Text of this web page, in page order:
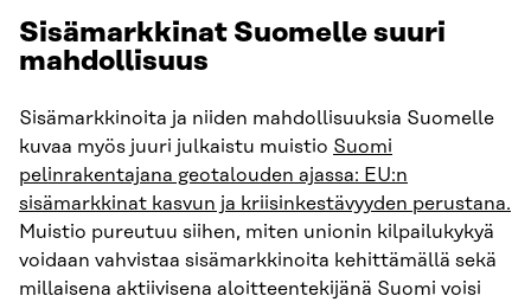
Sisämarkkinat Suomelle suuri
mahdollisuus
Sisämarkkinoita ja niiden mahdollisuuksia Suomelle
kuvaa myös juuri julkaistu muistio Suomi
pelinrakentajana geotalouden ajassa: EU:n
sisämarkkinat kasvun ja kriisinkestävyyden perustana.
Muistio pureutuu siihen, miten unionin kilpailukykyä
voidaan vahvistaa sisämarkkinoita kehittämällä sekä
millaisena aktiivisena aloitteentekijänä Suomi voisi